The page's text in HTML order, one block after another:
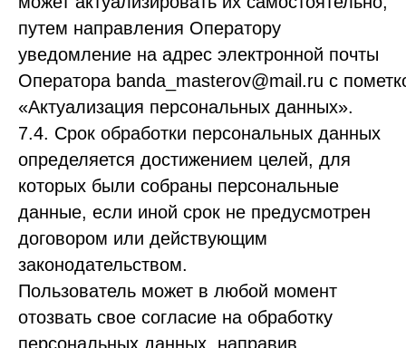
путем направления Оператору
уведомление на адрес электронной почты
Оператора banda_masterov@mail.ru с
«Актуализация персональных данных».
7.4. Срок обработки персональных данных
определяется достижением целей, для
которых были собраны персональные
данные, если иной срок не предусмотрен
договором или действующим
законодательством.
Пользователь может в любой момент
отозвать свое согласие на обработку
персональных данных, направив